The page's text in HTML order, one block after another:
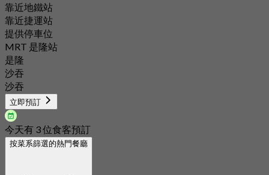
靠近地鐵站
靠近捷運站
提供停車位
MRT 是隆站
是隆
沙吞
沙吞
立即預訂
今天有 3 位食客預訂
按菜系篩選的熱門餐廳